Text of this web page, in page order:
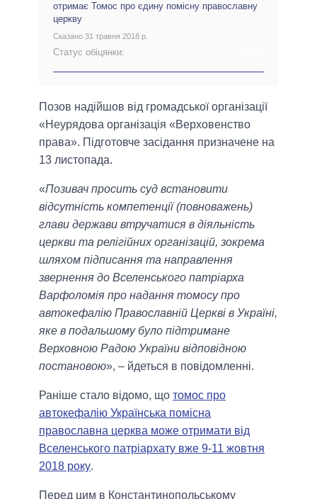
отримає Томос про єдину помісну православну
церкву
Сказано 31 травня 2018 р.
Статус обіцянки:
Позов надійшов від громадської організації
«Неурядова організація «Верховенство
права». Підготовче засідання призначене на
13 листопада.
«Позивач просить суд встановити
відсутність компетенції (повноважень)
глави держави втручатися в діяльність
церкви та релігійних організацій, зокрема
шляхом підписання та направлення
звернення до Вселенського патріарха
Варфоломія про надання томосу про
автокефалію Православній Церкві в Україні,
яке в подальшому було підтримане
Верховною Радою України відповідною
постановою», – йдеться в повідомленні.
Раніше стало відомо, що томос про
автокефалію Українська помісна
православна церква може отримати від
Вселенського патріархату вже 9-11 жовтня
2018 року.
Перед цим в Константинопольському